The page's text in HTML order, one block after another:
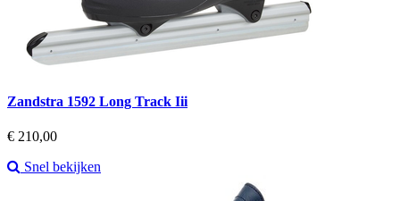
Zandstra 1592 Long Track Iii
Prijs
€ 210,00
Snel bekijken